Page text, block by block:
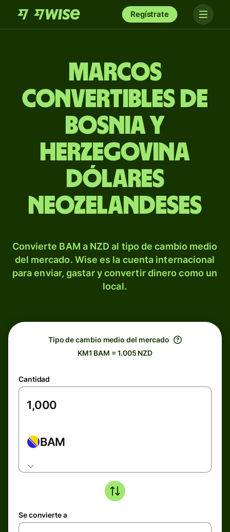
Regístrate
Marcos
convertibles de
Bosnia y
Herzegovina
dólares
neozelandeses
Convierte BAM a NZD al tipo de cambio medio
del mercado. Wise es la cuenta internacional
para enviar, gastar y convertir dinero como un
local.
Tipo de cambio medio del mercado
KM1 BAM = 1.005 NZD
Cantidad
BAM
Se convierte a